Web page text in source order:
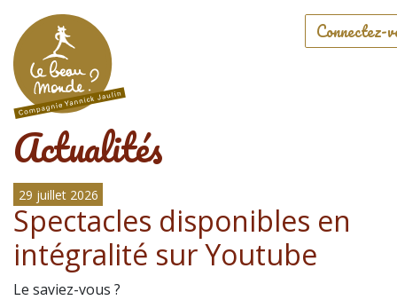
Connectez-
Actualités
29 juillet 2026
Spectacles disponibles en
intégralité sur Youtube
Le saviez-vous ?